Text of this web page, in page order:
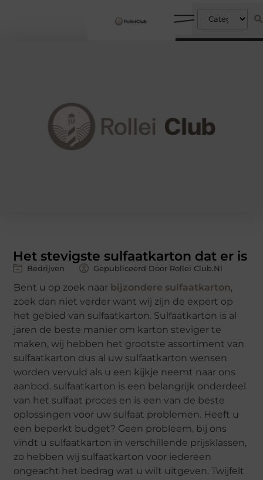
Het stevigste sulfaatkarton dat er is
Bedrijven Gepubliceerd Door Rollei Club.nl
Bent u op zoek naar bijzondere sulfaatkarton,
zoek dan niet verder want wij zijn de expert op
het gebied van sulfaatkarton. Sulfaatkarton is al
jaren de beste manier om karton steviger te
maken, wij hebben het grootste assortiment van
sulfaatkarton dus al uw sulfaatkarton wensen
worden vervuld als u een kijkje neemt naar ons
aanbod. sulfaatkarton is een belangrijk onderdeel
van het sulfaat proces en is een van de beste
oplossingen voor uw sulfaat problemen. Heeft u
een beperkt budget? Geen probleem, bij ons
vindt u sulfaatkarton in verschillende prijsklassen,
zo hebben wij sulfaatkarton voor iedereen
ongeacht het bedrag wat u wilt uitgeven. Twijfelt